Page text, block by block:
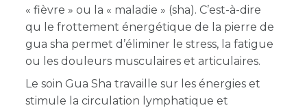
« fièvre » ou la « maladie » (sha). C’est-à-dire
qu le frottement énergétique de la pierre de
gua sha permet d’éliminer le stress, la fatigue
ou les douleurs musculaires et articulaires.
Le soin Gua Sha travaille sur les énergies et
stimule la circulation lymphatique et